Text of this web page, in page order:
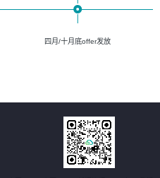
四月/十月底offer发放